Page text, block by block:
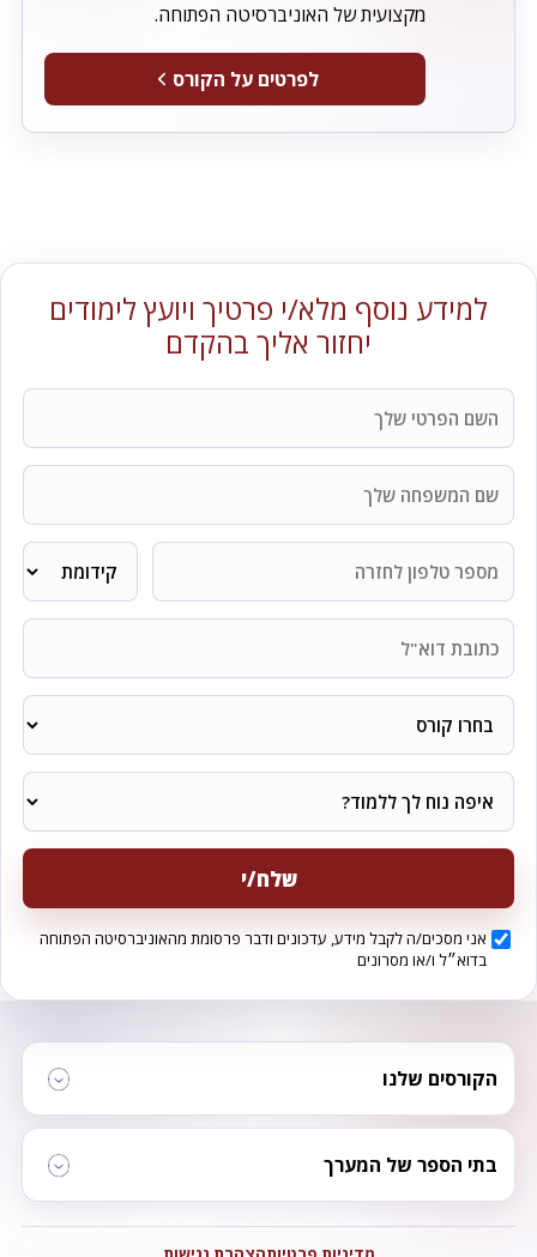
מקצועית של האוניברסיטה הפתוחה.
לפרטים על הקורס
למידע נוסף מלא/י פרטיך ויועץ לימודים
יחזור אליך בהקדם
שם
פרטי
שם
משפחה
טלפון
קידומת
דואר
אלקטרוני
בחירת
קורס
בחירת
אזור
לימוד
שלח/י
אני מסכים/ה לקבל מידע, עדכונים ודבר פרסומת מהאוניברסיטה הפתוחה
בדוא״ל ו/או מסרונים
הקורסים שלנו
בתי הספר של המערך